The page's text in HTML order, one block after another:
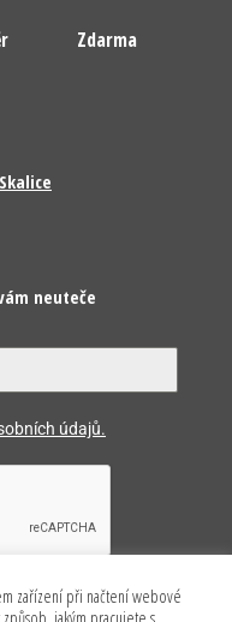
Zdarma
neuteče
údajů.
zařízení při načtení webové
jakým pracujete s